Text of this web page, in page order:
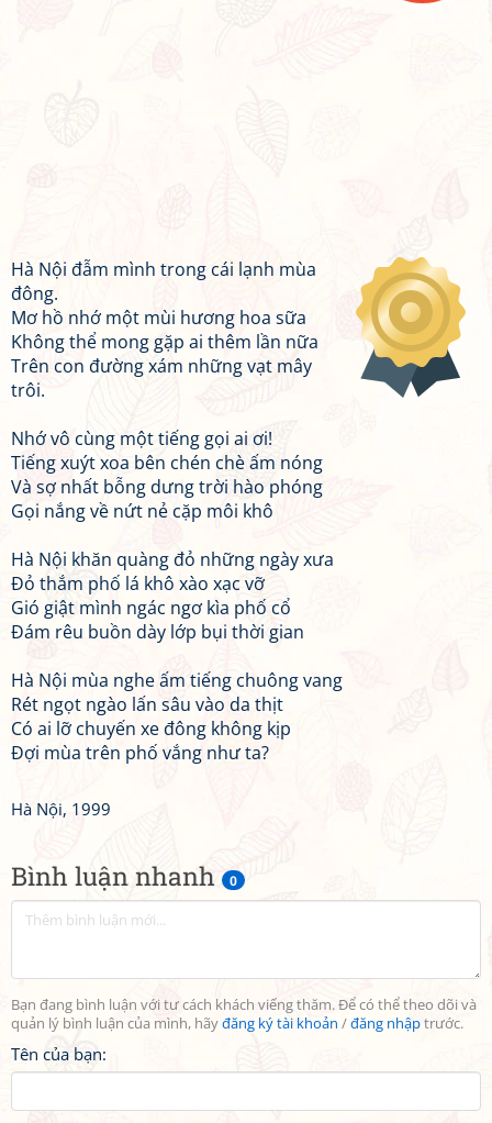
Bình luận nhanh 0
Bạn đang bình luận với tư cách khách viếng thăm. Để có thể theo dõi và
quản lý bình luận của mình, hãyđăng ký tài khoản /đăng nhậptrước.
Tên của bạn:
Hà Nội đẫm mình trong cái lạnh mùa
đông.
Mơ hồ nhớ một mùi hương hoa sữa
Không thể mong gặp ai thêm lần nữa
Trên con đường xám những vạt mây
trôi.
Nhớ vô cùng một tiếng gọi ai ơi!
Tiếng xuýt xoa bên chén chè ấm nóng
Và sợ nhất bỗng dưng trời hào phóng
Gọi nắng về nứt nẻ cặp môi khô
Hà Nội khăn quàng đỏ những ngày xưa
Đỏ thắm phố lá khô xào xạc vỡ
Gió giật mình ngác ngơ kìa phố cổ
Đám rêu buồn dày lớp bụi thời gian
Hà Nội mùa nghe ấm tiếng chuông vang
Rét ngọt ngào lấn sâu vào da thịt
Có ai lỡ chuyến xe đông không kịp
Đợi mùa trên phố vắng như ta?
Hà Nội, 1999